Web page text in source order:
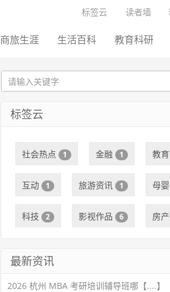
标签云 读者墙
商旅生涯 生活百科 教育科研
标签云
社会热点 1 金融 1 教育
互动 1 旅游资讯 1 母婴
科技 2 影视作品 6 房产
最新资讯
2026 杭州 MBA 考研培训辅导班哪【....】